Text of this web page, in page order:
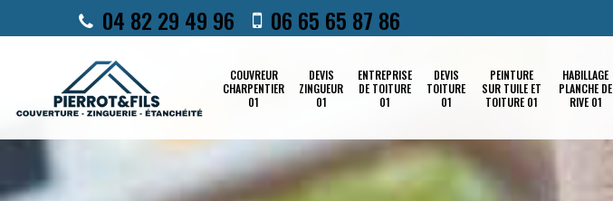
04 82 29 49 96 06 65 65 87 86
COUVREUR
CHARPENTIER
01
DEVIS
ZINGUEUR
01
ENTREPRISE
DE TOITURE
01
DEVIS
TOITURE
01
PEINTURE
SUR TUILE ET
TOITURE 01
HABILLAGE
PLANCHE DE
RIVE 01